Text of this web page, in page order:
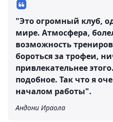
"Это огромный клуб,
мире. Атмосфера,
возможность
бороться за трофеи,
привлекательнее
подобное. Так что я
началом работы".
Андони Ираола